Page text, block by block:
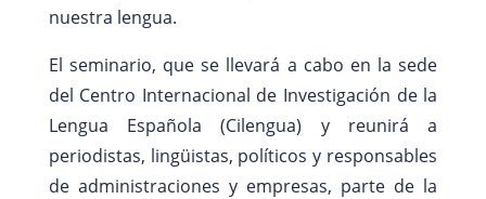
nuestra lengua.
El seminario, que se llevará a cabo en la sede
del Centro Internacional de Investigación de la
Lengua Española (Cilengua) y reunirá a
periodistas, lingüistas, políticos y responsables
de administraciones y empresas, parte de la